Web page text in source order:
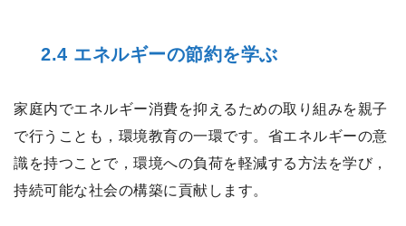
2.4 エネルギーの節約を学ぶ
家庭内でエネルギー消費を抑えるための取り組みを親子
で行うことも，環境教育の一環です。省エネルギーの意
識を持つことで，環境への負荷を軽減する方法を学び，
持続可能な社会の構築に貢献します。